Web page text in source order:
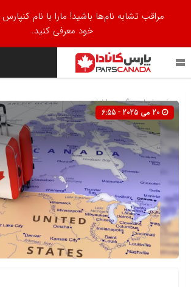
صفحه اصلی» گروه »اخبار
مراقب تشابه نام‌ها باشید! مارا با نام
خود معرفی کنید.